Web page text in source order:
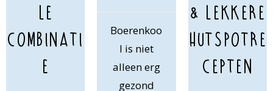
le
combinati
e
Boerenkoo
l is niet
alleen erg
gezond
& lekkere
hutspotre
cepten